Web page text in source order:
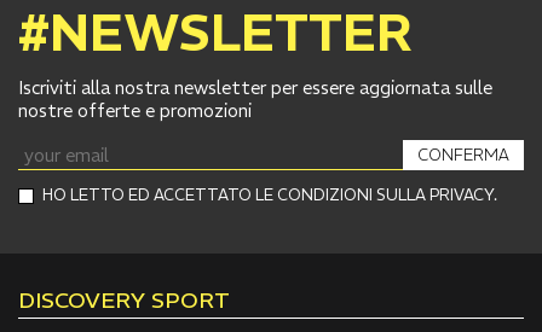
#NEWSLETTER
Iscriviti alla nostra newsletter per essere aggiornata sulle
nostre offerte e promozioni
HO LETTO ED ACCETTATO LE CONDIZIONI SULLA PRIVACY.
CONFERMA
DISCOVERY SPORT